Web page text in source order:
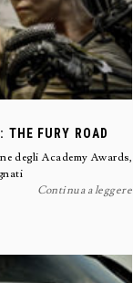
FURY ROAD
degli Academy Awards,
Continua a leggere